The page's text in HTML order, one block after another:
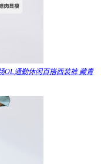
OL通勤休闲百搭西装裤 藏青